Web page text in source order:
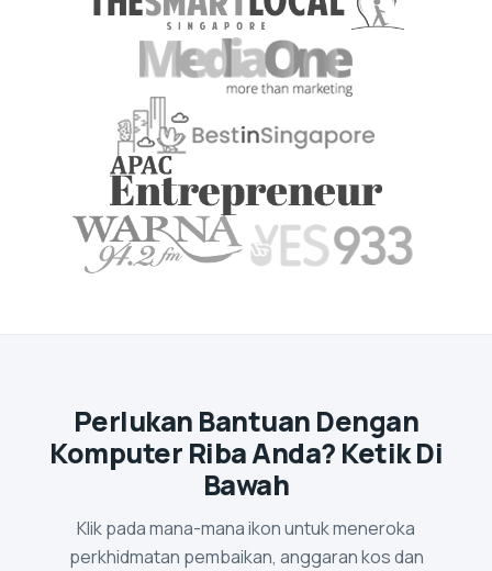
Perlukan Bantuan Dengan
Komputer Riba Anda? Ketik Di
Bawah
Klik pada mana-mana ikon untuk meneroka
perkhidmatan pembaikan, anggaran kos dan